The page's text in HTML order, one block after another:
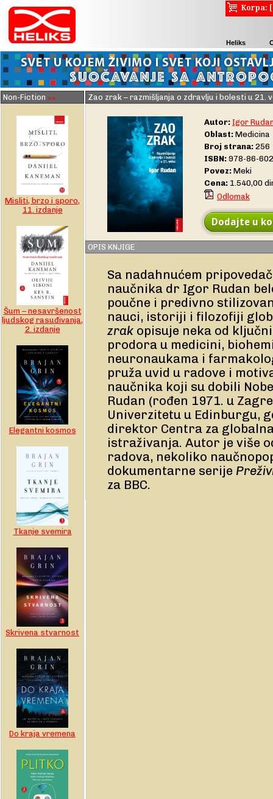
Heliks
Korpa:
Non-Fiction >>
Misliti, brzo i sporo,
11. izdanje
Šum – nesavršenost
ljudskog rasuđivanja,
2. izdanje
Elegantni kosmos
Tkanje svemira
Skrivena stvarnost
Do kraja vremena
Zao zrak – razmišljanja o zdravlju i bolesti u 21.
Autor: Igor
Oblast: Medicina
Broj strana: 256
ISBN: 978-86-
Povez: Meki
Cena: 1.540,00
Odlomak
Dodajte u
OPIS KNJIGE
Sa nadahnućem
naučnika dr Igor Rudan
poučne i predivno
nauci, istoriji i filozofiji
zrak opisuje neka od
prodora u medicini,
neuronaukama i
pruža uvid u radove i
naučnika koji su dobili
Rudan (rođen 1971. u
Univerzitetu u Edinburgu,
direktor Centra za
istraživanja. Autor je više
radova, nekoliko
dokumentarne serije
za BBC.